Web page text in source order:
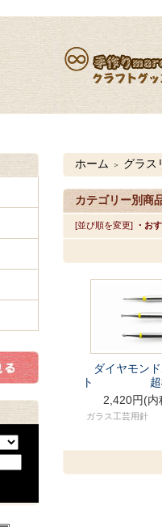
ホーム ＞ グラス
カテゴリー別商
[並び順を変更] ・お
ダイヤモン
ト 超極
2,420円(内
ガラス工芸用針